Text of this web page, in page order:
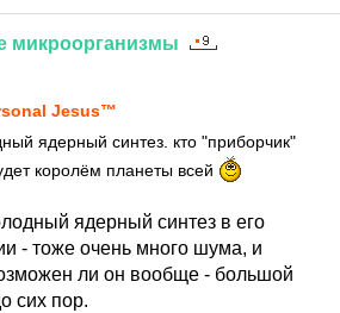
микроорганизмы
Jesus™
ядерный синтез. кто "приборчик"
королём планеты всей
ядерный синтез в его
- тоже очень много шума, и
ли он вообще - большой
сих пор.